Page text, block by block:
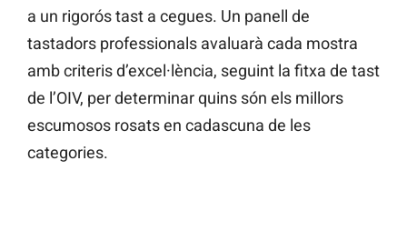
a un rigorós tast a cegues. Un panell de
tastadors professionals avaluarà cada mostra
amb criteris d’excel·lència, seguint la fitxa de tast
de l’OIV, per determinar quins són els millors
escumosos rosats en cadascuna de les
categories.